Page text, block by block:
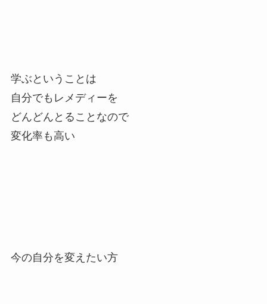
学ぶということは
自分でもレメディーを
どんどんとることなので
変化率も高い
今の自分を変えたい方